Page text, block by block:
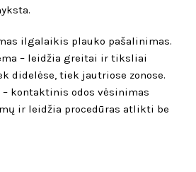
ilgalaikis plauko pašalinimas.
– leidžia greitai ir tiksliai
didelėse, tiek jautriose zonose.
kontaktinis odos vėsinimas
ir leidžia procedūras atlikti be